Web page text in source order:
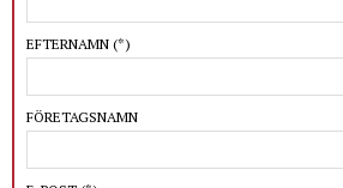
EFTERNAMN (*)
FÖRETAGSNAMN